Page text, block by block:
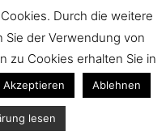
Magdeburg. Stolz
Sydney
Durch die weitere
Sie der Verwendung von
zu Cookies erhalten Sie in
Akzeptieren Ablehnen
lesen
DigiMember